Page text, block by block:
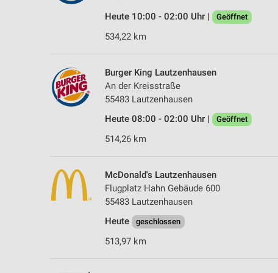
Heute 10:00 - 02:00 Uhr |
Geöffnet
534,22 km
Burger King Lautzenhausen
An der Kreisstraße
55483 Lautzenhausen
Heute 08:00 - 02:00 Uhr |
Geöffnet
514,26 km
McDonald's Lautzenhausen
Flugplatz Hahn Gebäude 600
55483 Lautzenhausen
Heute
geschlossen
513,97 km